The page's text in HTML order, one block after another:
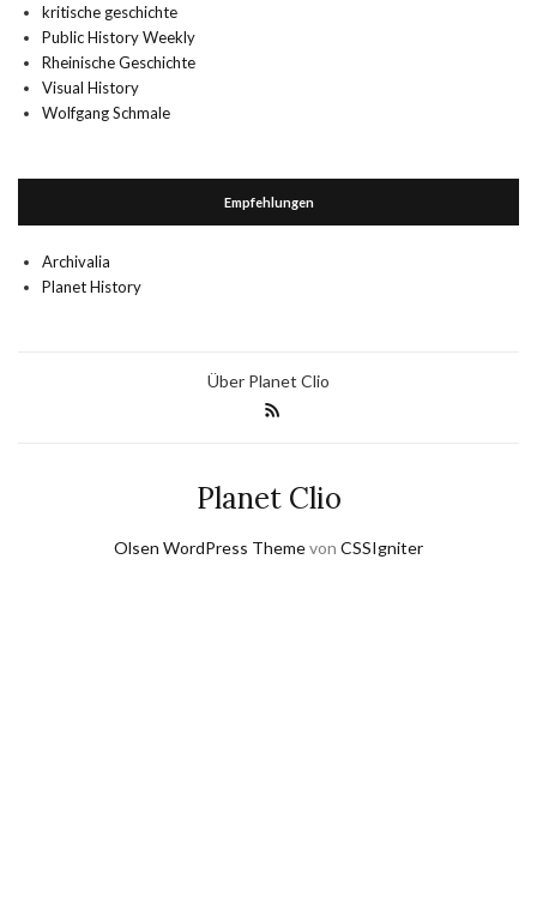
kritische geschichte
Public History Weekly
Rheinische Geschichte
Visual History
Wolfgang Schmale
Empfehlungen
Archivalia
Planet History
Über Planet Clio
Planet Clio
Olsen WordPress Themevon CSSIgniter